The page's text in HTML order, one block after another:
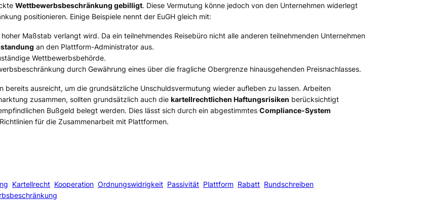
Wettbewerbsbeschränkung gebilligt. Diese Vermutung könne jedoch von den Unternehmen widerlegt
positionieren. Einige Beispiele nennt der EuGH gleich mit:
Maßstab verlangt wird. Da ein teilnehmendes Reisebüro nicht alle anderen teilnehmenden Unternehmen
an den Plattform-Administrator aus.
Wettbewerbsbehörde.
durch Gewährung eines über die fragliche Obergrenze hinausgehenden Preisnachlasses.
bereits ausreicht, um die grundsätzliche Unschuldsvermutung wieder aufleben zu lassen. Arbeiten
zusammen, sollten grundsätzlich auch die kartellrechtlichen Haftungsrisiken berücksichtigt
Bußgeld belegt werden. Dies lässt sich durch ein abgestimmtes Compliance-System
für die Zusammenarbeit mit Plattformen.
Kartellrecht Kooperation Ordnungswidrigkeit Passivität Plattform Rabatt Rundschreiben